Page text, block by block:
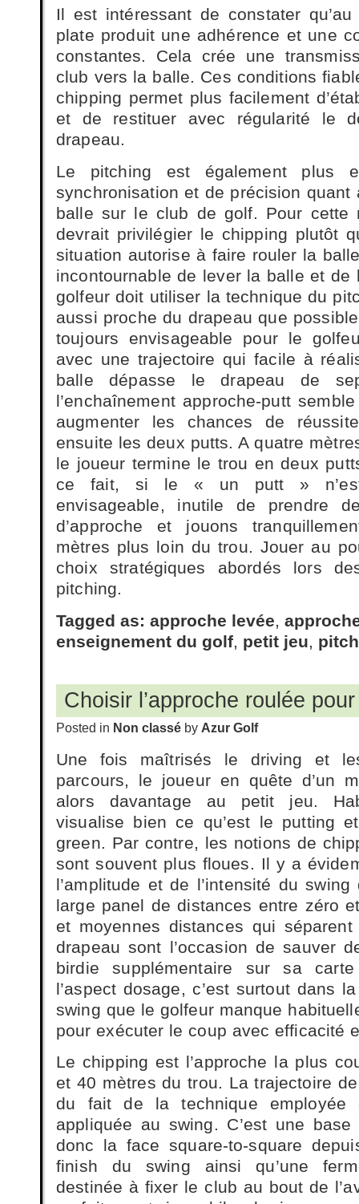
Il est intéressant de constater
plate produit une adhérence et une
constantes. Cela crée une
club vers la balle. Ces conditions
chipping permet plus facilement
et de restituer avec régularité le
drapeau.
Le pitching est également plus
synchronisation et de précision
balle sur le club de golf. Pour cette
devrait privilégier le chipping plutôt
situation autorise à faire rouler la
incontournable de lever la balle et de
golfeur doit utiliser la technique du
aussi proche du drapeau que
toujours envisageable pour le
avec une trajectoire qui facile à
balle dépasse le drapeau de
l’enchaînement approche-putt
augmenter les chances de
ensuite les deux putts. A quatre
le joueur termine le trou en deux
ce fait, si le « un putt » n’est
envisageable, inutile de prendre
d’approche et jouons
mètres plus loin du trou. Jouer au
choix stratégiques abordés lors
pitching.
Tagged as: approche levée,
enseignement du golf, petit jeu,
Choisir l’approche roulée
Posted in Non classé by Azur Golf
Une fois maîtrisés le driving et
parcours, le joueur en quête d’un
alors davantage au petit jeu.
visualise bien ce qu’est le putting
green. Par contre, les notions de
sont souvent plus floues. Il y a
l’amplitude et de l’intensité du
large panel de distances entre zéro
et moyennes distances qui
drapeau sont l’occasion de sauver
birdie supplémentaire sur sa
l’aspect dosage, c’est surtout dans
swing que le golfeur manque
pour exécuter le coup avec efficacité
Le chipping est l’approche la plus
et 40 mètres du trou. La trajectoire
du fait de la technique
appliquée au swing. C’est une
donc la face square-to-square
finish du swing ainsi qu’une
destinée à fixer le club au bout de